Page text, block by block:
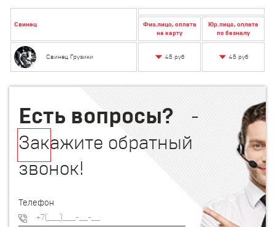
Свинец
Физ.лицо, оплата
на карту
Юр.лицо, оплата
по безналу
Свинец Грузики 45 руб 45 руб
Есть вопросы?
-
Закажите обратный
звонок!
Телефон